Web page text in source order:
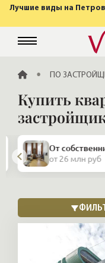
Лучшие виды на
ГЛАВНАЯ
ПО
Купить
От
от 26 млн руб